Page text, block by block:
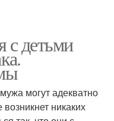
детьми
могут адекватно
никаких